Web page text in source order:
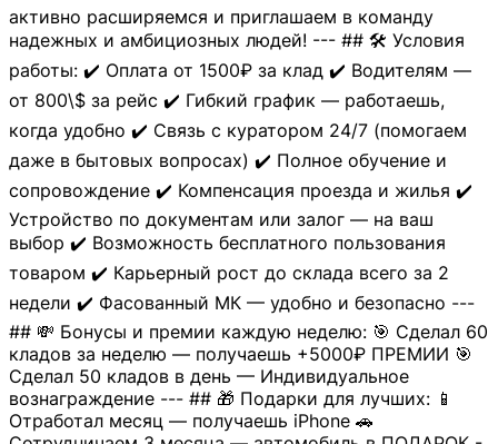
активно расширяемся и приглашаем в команду
надежных и амбициозных людей! --- ## 🛠 Условия
работы: ✔️ Оплата от 1500₽ за клад ✔️ Водителям —
от 800\$ за рейс ✔️ Гибкий график — работаешь,
когда удобно ✔️ Связь с куратором 24/7 (помогаем
даже в бытовых вопросах) ✔️ Полное обучение и
сопровождение ✔️ Компенсация проезда и жилья ✔️
Устройство по документам или залог — на ваш
выбор ✔️ Возможность бесплатного пользования
товаром ✔️ Карьерный рост до склада всего за 2
недели ✔️ Фасованный МК — удобно и безопасно ---
## 💸 Бонусы и премии каждую неделю: 🎯 Сделал 60
кладов за неделю — получаешь +5000₽ ПРЕМИИ 🎯
Сделал 50 кладов в день — Индивидуальное
вознаграждение --- ## 🎁 Подарки для лучших: 📱
Отработал месяц — получаешь iPhone 🚗